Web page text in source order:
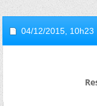
04/12/2015, 10h23